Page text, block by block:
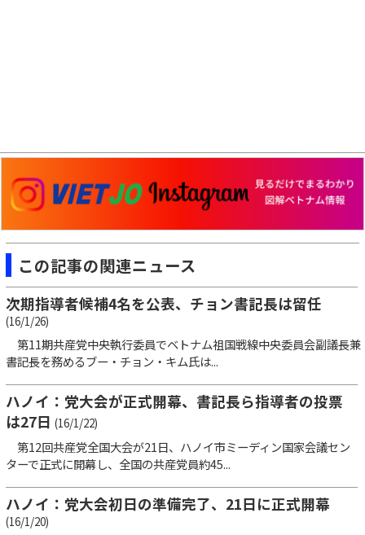
この記事の関連ニュース
次期指導者候補4名を公表、チョン書記長は留任
(16/1/26)
第11期共産党中央執行委員でベトナム祖国戦線中央委員会副議長兼
書記長を務めるブー・チョン・キム氏は...
ハノイ：党大会が正式開幕、書記長ら指導者の投票
は27日 (16/1/22)
第12回共産党全国大会が21日、ハノイ市ミーディン国家会議セン
ターで正式に開幕し、全国の共産党員約45...
ハノイ：党大会初日の準備完了、21日に正式開幕
(16/1/20)